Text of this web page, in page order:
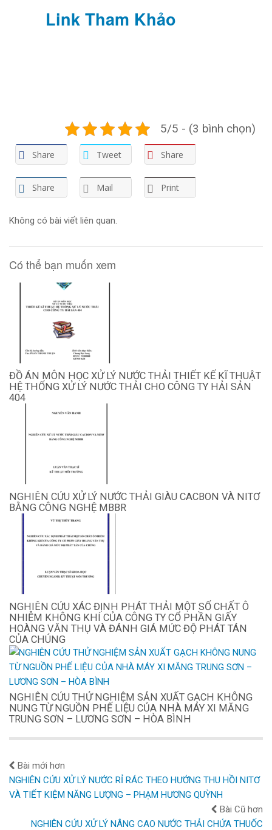
Link Tham Khảo
5/5 - (3 bình chọn)
Share Tweet Share
Share Mail Print
Không có bài viết liên quan.
Có thể bạn muốn xem
ĐỒ ÁN MÔN HỌC XỬ LÝ NƯỚC THẢI THIẾT KẾ KĨ THUẬT
HỆ THỐNG XỬ LÝ NƯỚC THẢI CHO CÔNG TY HẢI SẢN
404
NGHIÊN CỨU XỬ LÝ NƯỚC THẢI GIÀU CACBON VÀ NITƠ
BẰNG CÔNG NGHỆ MBBR
NGHIÊN CỨU XÁC ĐỊNH PHÁT THẢI MỘT SỐ CHẤT Ô
NHIỄM KHÔNG KHÍ CỦA CÔNG TY CỔ PHẦN GIẤY
HOÀNG VĂN THỤ VÀ ĐÁNH GIÁ MỨC ĐỘ PHÁT TÁN
CỦA CHÚNG
NGHIÊN CỨU THỬ NGHIỆM SẢN XUẤT GẠCH KHÔNG
NUNG TỪ NGUỒN PHẾ LIỆU CỦA NHÀ MÁY XI MĂNG
TRUNG SƠN – LƯƠNG SƠN – HÒA BÌNH
Bài mới hơn
NGHIÊN CỨU XỬ LÝ NƯỚC RỈ RÁC THEO HƯỚNG THU HỒI NITƠ
VÀ TIẾT KIỆM NĂNG LƯỢNG – PHẠM HƯƠNG QUỲNH
Bài Cũ hơn
NGHIÊN CỨU XỬ LÝ NÂNG CAO NƯỚC THẢI CHỨA THUỐC